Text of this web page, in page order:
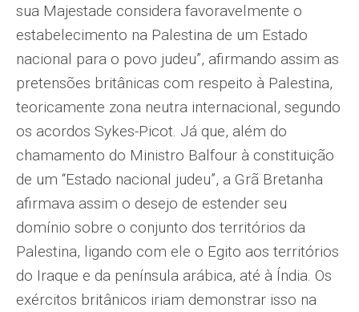
sua Majestade considera favoravelmente o
estabelecimento na Palestina de um Estado
nacional para o povo judeu”, afirmando assim as
pretensões britânicas com respeito à Palestina,
teoricamente zona neutra internacional, segundo
os acordos Sykes-Picot. Já que, além do
chamamento do Ministro Balfour à constituição
de um “Estado nacional judeu”, a Grã Bretanha
afirmava assim o desejo de estender seu
domínio sobre o conjunto dos territórios da
Palestina, ligando com ele o Egito aos territórios
do Iraque e da península arábica, até à Índia. Os
exércitos britânicos iriam demonstrar isso na